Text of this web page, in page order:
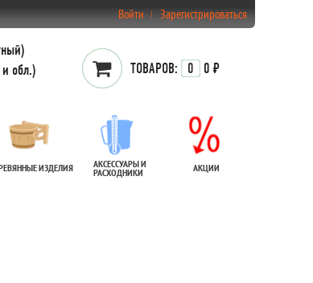
Войти Зарегистрироваться
обл.) ТОВАРОВ: 0 0 ₽
ИЗДЕЛИЯ АКСЕССУАРЫ И
РАСХОДНИКИ АКЦИИ